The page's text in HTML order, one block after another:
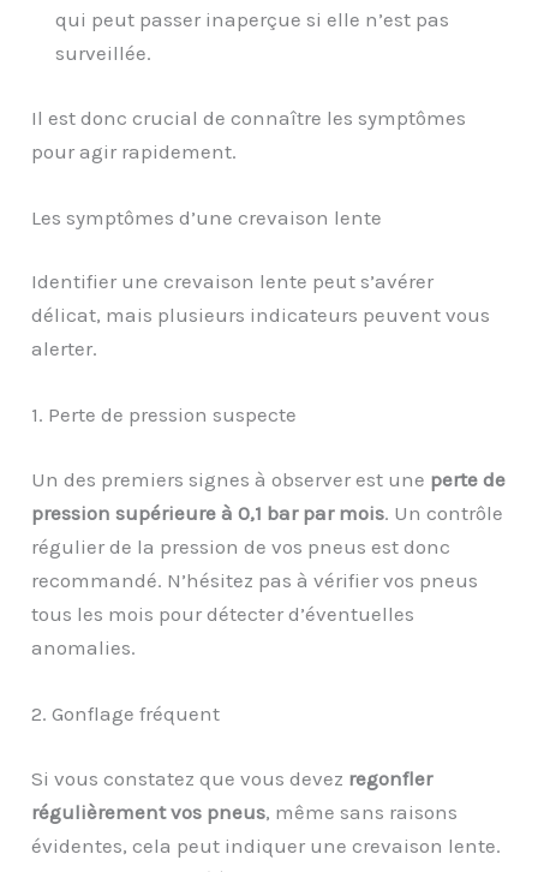
qui peut passer inaperçue si elle n’est pas
surveillée.
Il est donc crucial de connaître les symptômes
pour agir rapidement.
Les symptômes d’une crevaison lente
Identifier une crevaison lente peut s’avérer
délicat, mais plusieurs indicateurs peuvent vous
alerter.
1. Perte de pression suspecte
Un des premiers signes à observer est une perte de
pression supérieure à 0,1 bar par mois. Un contrôle
régulier de la pression de vos pneus est donc
recommandé. N’hésitez pas à vérifier vos pneus
tous les mois pour détecter d’éventuelles
anomalies.
2. Gonflage fréquent
Si vous constatez que vous devez regonfler
régulièrement vos pneus, même sans raisons
évidentes, cela peut indiquer une crevaison lente.